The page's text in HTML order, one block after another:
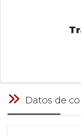
Datos de